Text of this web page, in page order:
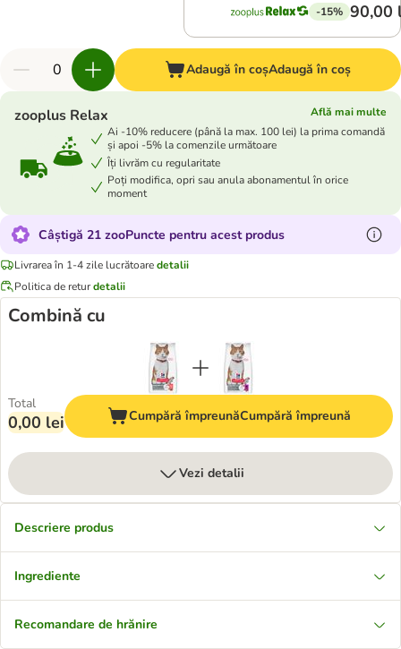
-15% 90,00
Adaugă în coșAdaugă în coș
zooplus Relax
Află mai multe
Ai -10% reducere (până la max. 100 lei) la prima comandă
și apoi -5% la comenzile următoare
Îți livrăm cu regularitate
Poți modifica, opri sau anula abonamentul în orice
moment
Câștigă 21 zooPuncte pentru acest produs
Livrarea în 1-4 zile lucrătoaredetalii
Politica de returdetalii
Combină cu
Total
0,00 lei Cumpără împreunăCumpără împreună
Vezi detalii
Descriere produs
Ingrediente
Recomandare de hrănire